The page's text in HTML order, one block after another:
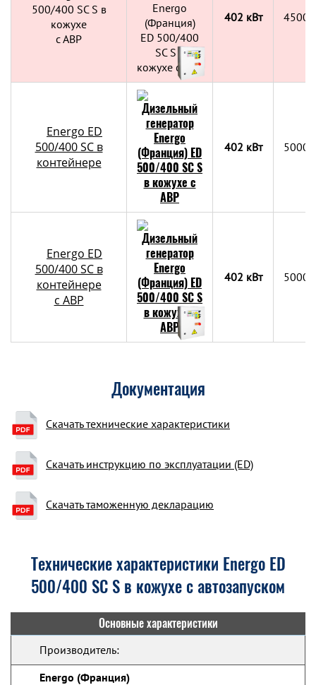
500/400 SC S в
кожухе
с АВР
402 кВт
Energo ED
500/400 SC в
контейнере
402 кВт
Energo ED
500/400 SC в
контейнере
c АВР
402 кВт
Документация
Скачать технические характеристики
Скачать инструкцию по эксплуатации (ED)
Скачать таможенную декларацию
Технические характеристики Energo ED
500/400 SC S в кожухе с автозапуском
Основные характеристики
Производитель:
Energo (Франция)